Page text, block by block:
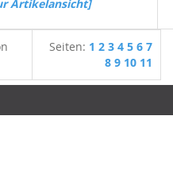
Artikelansicht]
Seiten: 1 2 3 4 5 6 7
8 9 10 11